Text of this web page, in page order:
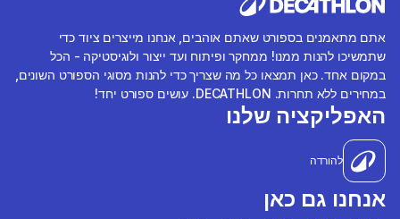
אתם מתאמנים בספורט שאתם אוהבים, אנחנו מייצרים ציוד כדי
שתמשיכו להנות ממנו! ממחקר ופיתוח ועד ייצור ולוגיסטיקה - הכל
במקום אחד. כאן תמצאו כל מה שצריך כדי להנות מסוגי הספורט השונים,
במחירים ללא תחרות. DECATHLON. עושים ספורט יחד!
האפליקציה שלנו
להורדה
אנחנו גם כאן